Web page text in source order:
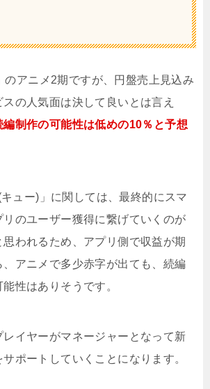
のアニメ2期ですが、円盤売上見込み
の人気面は決して良いとは言え
編制作の可能性は低めの10％と予想
ュー)」に関しては、最終的にスマ
リのユーザー獲得に繋げていくのが
われるため、アプリ側で収益が期
アニメで多少赤字が出ても、続編
性はありそうです。
イヤーがマネージャーとなって新
ポートしていくことになります。